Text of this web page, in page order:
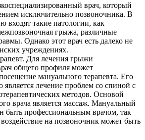
врач, который
исключительно позвоночника. В
входят такие патологии, как
грыжа, различные
Однако этот врач есть далеко не
учреждениях.
. Для лечения грыжи
общего профиля может
мануального терапевта. Его
является лечение проблем со спиной с
методов. Основой
врача является массаж. Мануальный
быть профессиональным врачом, так
на позвоночник может быть